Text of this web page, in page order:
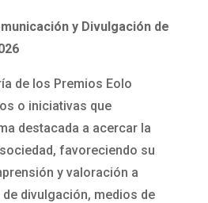
y Divulgación de
de los Premios Eolo
o iniciativas que
destacada a acercar la
favoreciendo su
y valoración a
divulgación, medios de